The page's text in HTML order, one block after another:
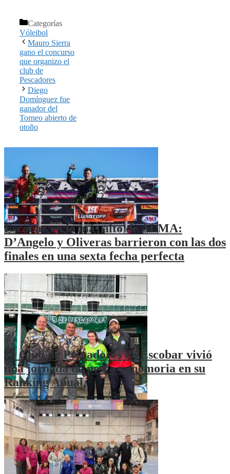
Categorías
Vóleibol
Mauro Sierra
gano el concurso
que organizo el
club de
Pescadores
Diego
Domínguez fue
ganador del
Torneo abierto de
otoño
Escobar en lo más alto de ALMA:
D’Angelo y Oliveras barrieron con las dos
finales en una sexta fecha perfecta
El Club de Pescadores de Escobar vivió
una jornada de pesca y memoria en su
Ranking Anual